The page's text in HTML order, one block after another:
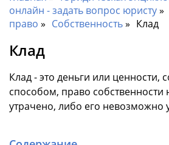
онлайн - задать вопрос юристу
право
Собственность Клад
Клад
Клад - это деньги или
способом, право
утрачено, либо его невозможно